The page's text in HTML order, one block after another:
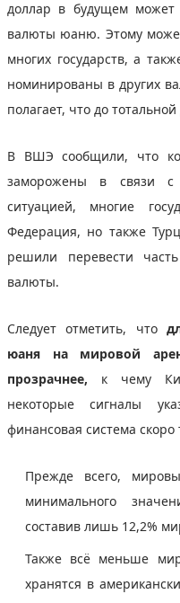
доллар в будущем может
валюты юаню. Этому
многих государств, а
номинированы в других
полагает, что до
В ВШЭ сообщили, что
заморожены в связи с
ситуацией, многие
Федерация, но также
решили перевести
валюты.
Следует отметить, что
юаня на мировой
прозрачнее, к чему
некоторые сигналы
финансовая система
Прежде всего,
минимального
составив лишь 12,2%
Также всё меньше
хранятся в